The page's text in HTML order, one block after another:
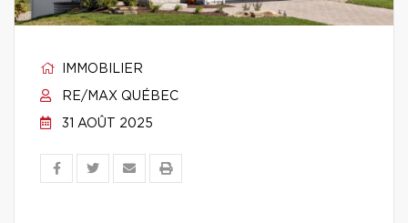
IMMOBILIER
RE/MAX QUÉBEC
31 AOÛT 2025